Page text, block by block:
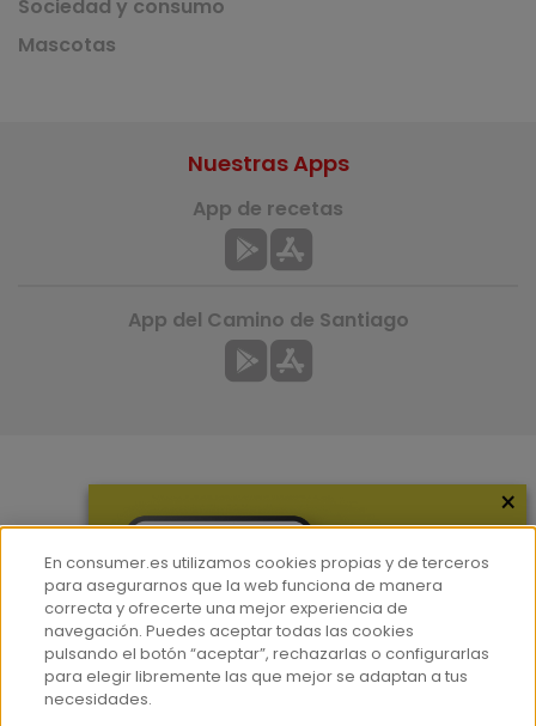
Sociedad y consumo
Mascotas
Hemeroteca
Contacto
Prensa
Corpus Lingüístico Consumer
Nuestras Apps
App de recetas
App del Camino de Santiago
×
En consumer.es utilizamos cookies propias y de terceros
para asegurarnos que la web funciona de manera
correcta y ofrecerte una mejor experiencia de
navegación. Puedes aceptar todas las cookies
pulsando el botón “aceptar”, rechazarlas o configurarlas
para elegir libremente las que mejor se adaptan a tus
necesidades.